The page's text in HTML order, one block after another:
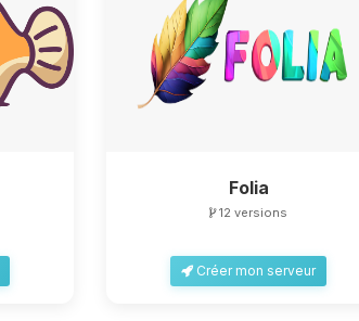
Folia
12 versions
Créer mon serveur